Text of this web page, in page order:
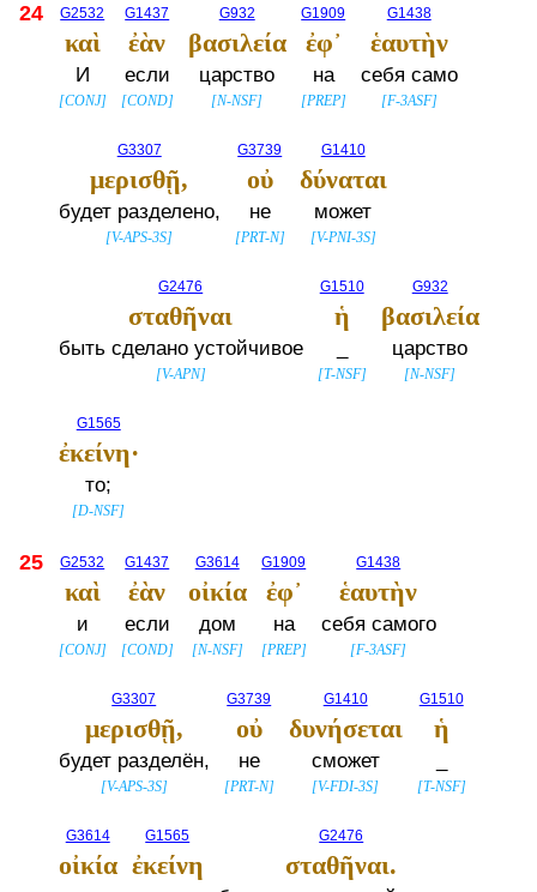
24 G2532
καὶ
И
[CONJ]
G1437
ἐὰν
если
[COND]
G932
βασιλεία
царство
[N-NSF]
G1909
ἐφ᾽
на
[PREP]
G1438
ἑαυτὴν
себя само
[F-3ASF]
G3307
μερισθῇ,
будет разделено,
[V-APS-3S]
G3739
οὐ
не
[PRT-N]
G1410
δύναται
может
[V-PNI-3S]
G2476
σταθῆναι
быть сделано устойчивое
[V-APN]
G1510
ἡ
[T-NSF]
G932
βασιλεία
царство
[N-NSF]
G1565
ἐκείνη·
то;
[D-NSF]
25 G2532
καὶ
и
[CONJ]
G1437
ἐὰν
если
[COND]
G3614
οἰκία
дом
[N-NSF]
G1909
ἐφ᾽
на
[PREP]
G1438
ἑαυτὴν
себя самого
[F-3ASF]
G3307
μερισθῇ,
будет разделён,
[V-APS-3S]
G3739
οὐ
не
[PRT-N]
G1410
δυνήσεται
сможет
[V-FDI-3S]
G1510
ἡ
[T-NSF]
G3614
οἰκία
G1565
ἐκείνη
G2476
σταθῆναι.